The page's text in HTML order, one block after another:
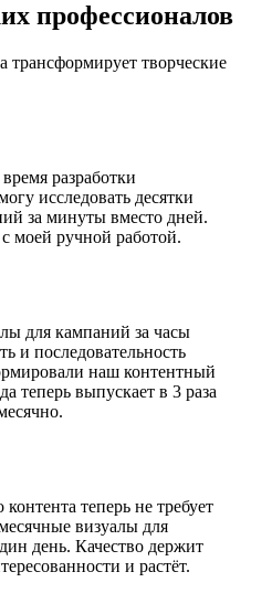
профессионалов
трансформирует творческие
разработки
исследовать десятки
за минуты вместо дней.
моей ручной работой.
для кампаний за часы
и последовательность
наш контентный
теперь выпускает в 3 раза
теперь не требует
визуалы для
день. Качество держит
и растёт.